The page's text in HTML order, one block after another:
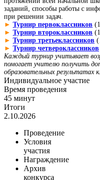
заданий, способы работы с
при решении задач.
► Турнир первоклассников
► Турнир второклассников
► Турнир третьеклассников
► Турнир четвероклассников
Каждый турнир учитывает
помогает учителю получить
образовательных результатах
Индивидуальное участие
Время проведения
45 минут
Итоги
2.10.2026
Проведение
Условия
участия
Награждение
Архив
конкурса